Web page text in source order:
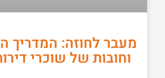
מעבר לחוזה: המדריך
וחובות של שוכרי